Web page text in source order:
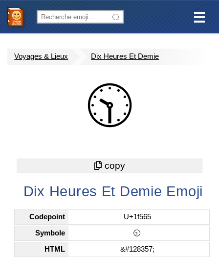
Voyages & Lieux Dix Heures Et Demie
🕥
Dix Heures Et Demie Emoji
Codepoint U+1f565
Symbole 🕥
HTML &#128357;